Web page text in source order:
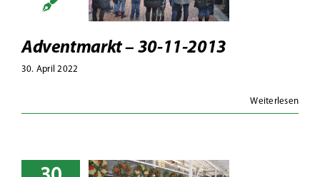
Adventmarkt
Adventmarkt – 30-11-2013
30. April 2022
Weiterlesen